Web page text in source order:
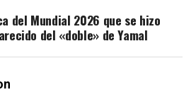
del Mundial 2026 que se hizo
del «doble» de Yamal